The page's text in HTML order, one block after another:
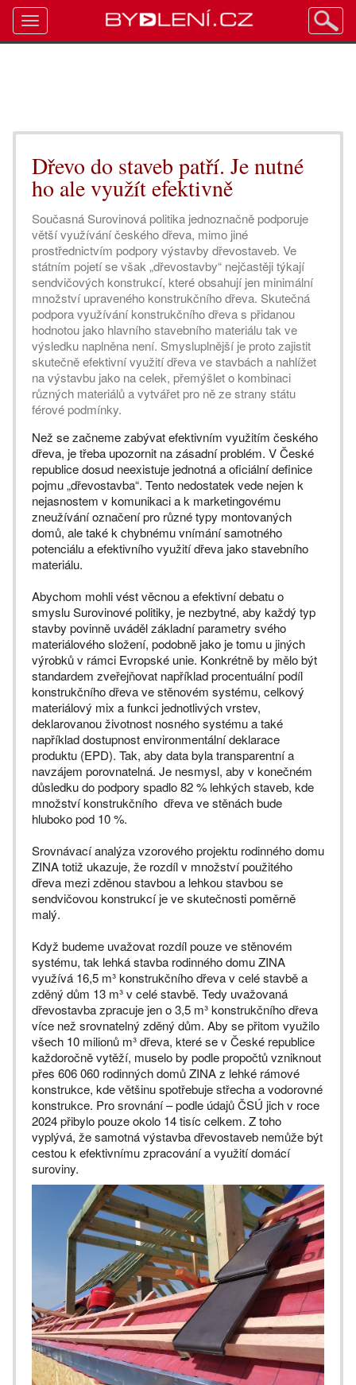
Dřevo do staveb patří. Je nutné
ho ale využít efektivně
Současná Surovinová politika jednoznačně podporuje
větší využívání českého dřeva, mimo jiné
prostřednictvím podpory výstavby dřevostaveb. Ve
státním pojetí se však „dřevostavby“ nejčastěji týkají
sendvičových konstrukcí, které obsahují jen minimální
množství upraveného konstrukčního dřeva. Skutečná
podpora využívání konstrukčního dřeva s přidanou
hodnotou jako hlavního stavebního materiálu tak ve
výsledku naplněna není. Smysluplnější je proto zajistit
skutečně efektivní využití dřeva ve stavbách a nahlížet
na výstavbu jako na celek, přemýšlet o kombinaci
různých materiálů a vytvářet pro ně ze strany státu
férové podmínky.
Než se začneme zabývat efektivním využitím českého
dřeva, je třeba upozornit na zásadní problém. V České
republice dosud neexistuje jednotná a oficiální definice
pojmu „dřevostavba“. Tento nedostatek vede nejen k
nejasnostem v komunikaci a k marketingovému
zneužívání označení pro různé typy montovaných
domů, ale také k chybnému vnímání samotného
potenciálu a efektivního využití dřeva jako stavebního
materiálu.
Abychom mohli vést věcnou a efektivní debatu o
smyslu Surovinové politiky, je nezbytné, aby každý typ
stavby povinně uváděl základní parametry svého
materiálového složení, podobně jako je tomu u jiných
výrobků v rámci Evropské unie. Konkrétně by mělo být
standardem zveřejňovat například procentuální podíl
konstrukčního dřeva ve stěnovém systému, celkový
materiálový mix a funkci jednotlivých vrstev,
deklarovanou životnost nosného systému a také
například dostupnost environmentální deklarace
produktu (EPD). Tak, aby data byla transparentní a
navzájem porovnatelná. Je nesmysl, aby v konečném
důsledku do podpory spadlo 82 % lehkých staveb, kde
množství konstrukčního dřeva ve stěnách bude
hluboko pod 10 %.
Srovnávací analýza vzorového projektu rodinného domu
ZINA totiž ukazuje, že rozdíl v množství použitého
dřeva mezi zděnou stavbou a lehkou stavbou se
sendvičovou konstrukcí je ve skutečnosti poměrně
malý.
Když budeme uvažovat rozdíl pouze ve stěnovém
systému, tak lehká stavba rodinného domu ZINA
využívá 16,5 m³ konstrukčního dřeva v celé stavbě a
zděný dům 13 m³ v celé stavbě. Tedy uvažovaná
dřevostavba zpracuje jen o 3,5 m³ konstrukčního dřeva
více než srovnatelný zděný dům. Aby se přitom využilo
všech 10 milionů m³ dřeva, které se v České republice
každoročně vytěží, muselo by podle propočtů vzniknout
přes 606 060 rodinných domů ZINA z lehké rámové
konstrukce, kde většinu spotřebuje střecha a vodorovné
konstrukce. Pro srovnání – podle údajů ČSÚ jich v roce
2024 přibylo pouze okolo 14 tisíc celkem. Z toho
vyplývá, že samotná výstavba dřevostaveb nemůže být
cestou k efektivnímu zpracování a využití domácí
suroviny.
Toggle
navigation